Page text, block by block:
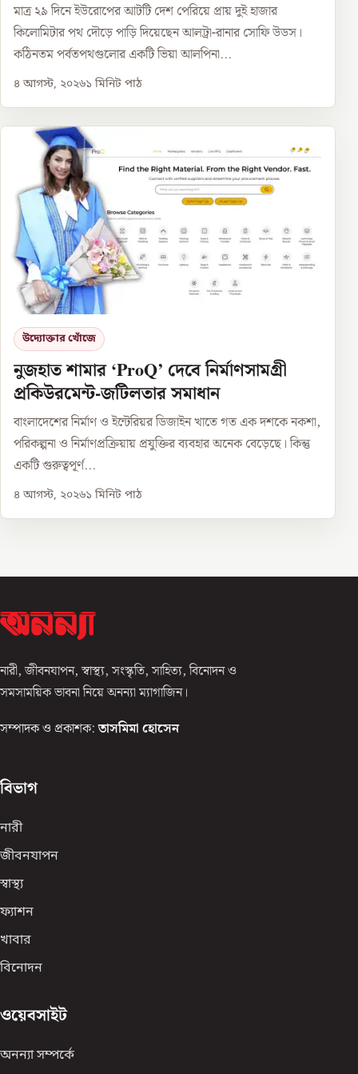
মাত্র ২৯ দিনে ইউরোপের আটটি দেশ পেরিয়ে প্রায় দুই হাজার
কিলোমিটার পথ দৌড়ে পাড়ি দিয়েছেন আলট্রা-রানার সোফি উডস।
কঠিনতম পর্বতপথগুলোর একটি ভিয়া আলপিনা...
৪ আগস্ট, ২০২৬১ মিনিট পাঠ
উদ্যোক্তার খোঁজে
নুজহাত শামার ‘ProQ’ দেবে নির্মাণসামগ্রী
প্রকিউরমেন্ট-জটিলতার সমাধান
বাংলাদেশের নির্মাণ ও ইন্টেরিয়র ডিজাইন খাতে গত এক দশকে নকশা,
পরিকল্পনা ও নির্মাণপ্রক্রিয়ায় প্রযুক্তির ব্যবহার অনেক বেড়েছে। কিন্তু
একটি গুরুত্বপূর্ণ...
৪ আগস্ট, ২০২৬১ মিনিট পাঠ
নারী, জীবনযাপন, স্বাস্থ্য, সংস্কৃতি, সাহিত্য, বিনোদন ও
সমসাময়িক ভাবনা নিয়ে অনন্যা ম্যাগাজিন।
সম্পাদক ও প্রকাশক: তাসমিমা হোসেন
বিভাগ
নারী
জীবনযাপন
স্বাস্থ্য
ফ্যাশন
খাবার
বিনোদন
ওয়েবসাইট
অনন্যা সম্পর্কে